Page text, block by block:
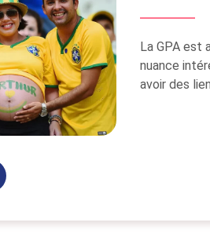
La GPA est
nuance
avoir des